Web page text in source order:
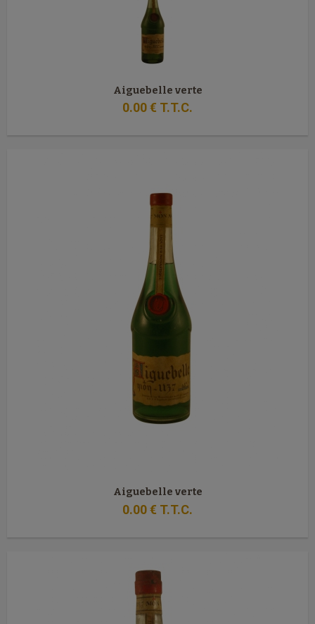
Aiguebelle verte
0.00€ T.T.C.
Aiguebelle verte
0.00€ T.T.C.